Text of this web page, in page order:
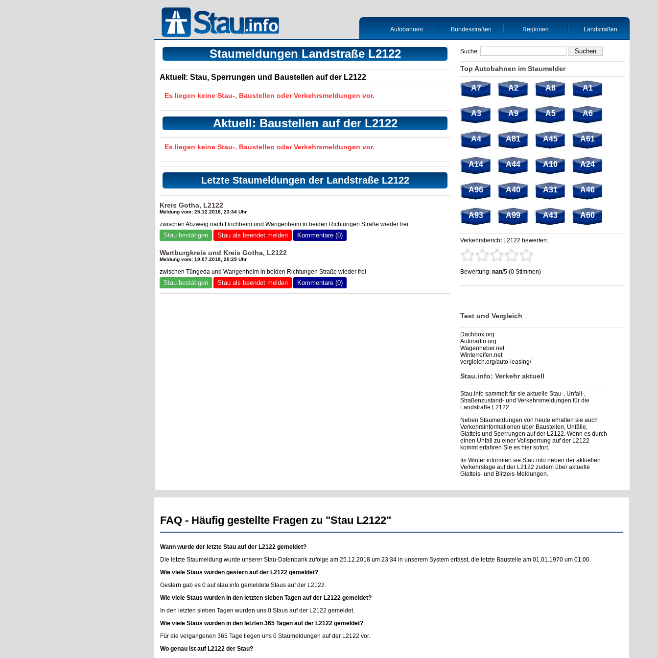
Autobahnen Bundesstraßen Regionen Landstraßen
Staumeldungen Landstraße L2122
Aktuell: Stau, Sperrungen und Baustellen auf der L2122
Es liegen keine Stau-, Baustellen oder Verkehrsmeldungen vor.
Aktuell: Baustellen auf der L2122
Es liegen keine Stau-, Baustellen oder Verkehrsmeldungen vor.
Letzte Staumeldungen der Landstraße L2122
Kreis Gotha, L2122
Meldung vom: 25.12.2018, 23:34 Uhr
zwischen Abzweig nach Hochheim und Wangenheim in beiden Richtungen Straße wieder frei
Stau bestätigen Stau als beendet melden Kommentare (0)
Wartburgkreis und Kreis Gotha, L2122
Meldung vom: 19.07.2018, 20:29 Uhr
zwischen Tüngeda und Wangenheim in beiden Richtungen Straße wieder frei
Stau bestätigen Stau als beendet melden Kommentare (0)
Suche:
Top Autobahnen im Staumelder
A7 A2 A8 A1
A3 A9 A5 A6
A4 A81 A45 A61
A14 A44 A10 A24
A96 A40 A31 A46
A93 A99 A43 A60
Verkehrsbericht L2122 bewerten:
Bewertung: nan/5 (0 Stimmen)
Stau L2122: Unfälle, Sperrung & Baustellen | Staumelder
Test und Vergleich
Dachbox.org
Autoradio.org
Wagenheber.net
Winterreifen.net
vergleich.org/auto-leasing/
Stau.info: Verkehr aktuell
Stau.info sammelt für sie aktuelle Stau-, Unfall-,
Straßenzustand- und Verkehrsmeldungen für die
Landstraße L2122.
Neben Staumeldungen von heute erhalten sie auch
Verkehrsinformationen über Baustellen, Unfälle,
Glatteis und Sperrungen auf der L2122. Wenn es durch
einen Unfall zu einer Vollsperrung auf der L2122
kommt erfahren Sie es hier sofort.
Im Winter informiert sie Stau.info neben der aktuellen
Verkehrslage auf der L2122 zudem über aktuelle
Glatteis- und Blitzeis-Meldungen.
FAQ - Häufig gestellte Fragen zu "Stau L2122"
Wann wurde der letzte Stau auf der L2122 gemeldet?
Die letzte Staumeldung wurde unserer Stau-Datenbank zufolge am 25.12.2018 um 23:34 in unserem System erfasst, die letzte Baustelle am 01.01.1970 um 01:00.
Wie viele Staus wurden gestern auf der L2122 gemeldet?
Gestern gab es 0 aufstau.info gemeldete Staus auf der L2122.
Wie viele Staus wurden in den letzten sieben Tagen auf der L2122 gemeldet?
In den letzten sieben Tagen wurden uns 0 Staus auf der L2122 gemeldet.
Wie viele Staus wurden in den letzten 365 Tagen auf der L2122 gemeldet?
Für die vergangenen 365 Tage liegen uns 0 Staumeldungen auf der L2122 vor.
Wo genau ist auf L2122 der Stau?